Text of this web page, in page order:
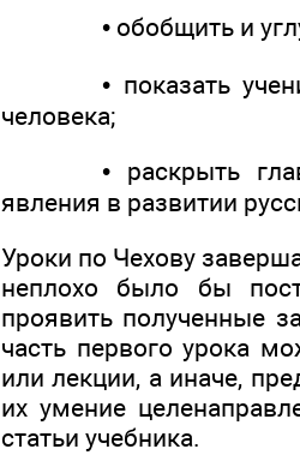
• обобщить и
• показать
человека;
• раскрыть
явления в развитии
Уроки по Чехову
неплохо было бы
проявить полученные
часть первого урока
или лекции, а иначе,
их умение
статьи учебника.